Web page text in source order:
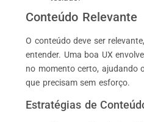
Conteúdo Relevante
O conteúdo deve ser
entender. Uma boa UX
no momento certo, ajudando
que precisam sem esforço.
Estratégias de